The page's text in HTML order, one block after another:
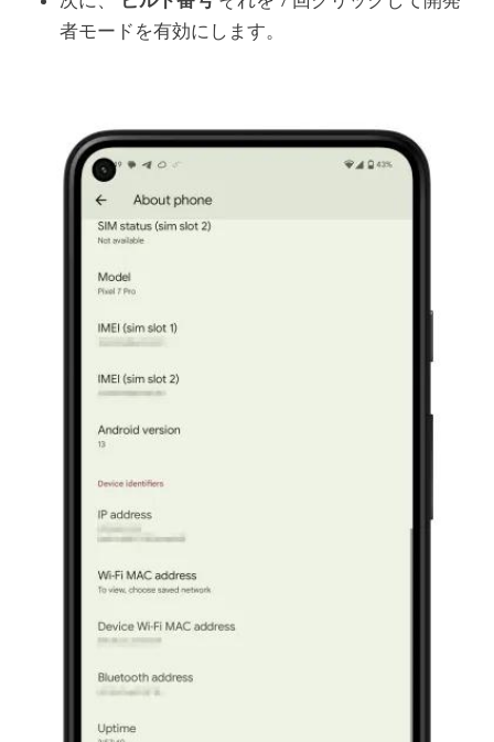
者モードを有効にします。